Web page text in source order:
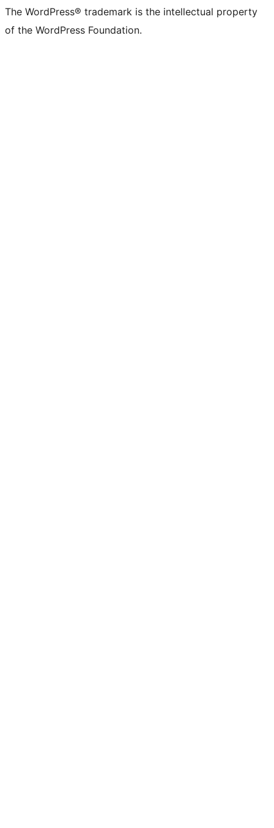
The WordPress® trademark is the intellectual property
of the WordPress Foundation.